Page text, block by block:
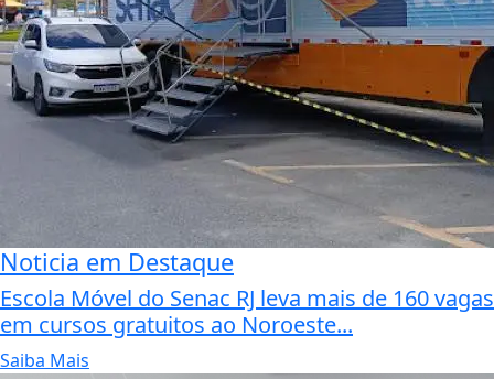
Noticia em Destaque
Escola Móvel do Senac RJ leva mais de 160 vagas
em cursos gratuitos ao Noroeste...
Saiba Mais